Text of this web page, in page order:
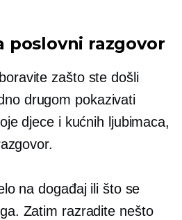
poslovni razgovor
zašto ste došli
drugom pokazivati
djece i kućnih ljubimaca,
na događaj ili što se
Zatim razradite nešto